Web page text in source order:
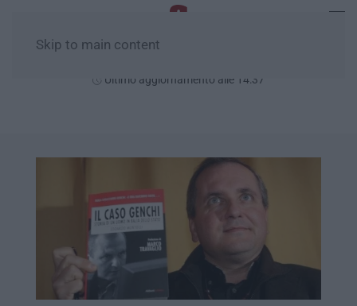
Skip to main content
Ultimo aggiornamento alle 14:37